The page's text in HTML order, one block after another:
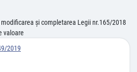
şi completarea Legii nr.165/2018
valoare
2019